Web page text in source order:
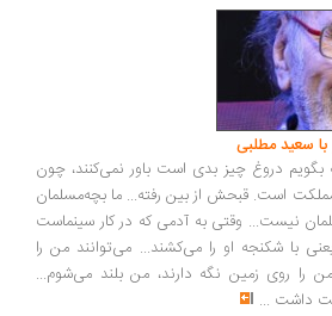
مطلبی
دروغ چیز بدی است باور نمی‌کنند، چون
قبحش از بین رفته... ما بچه‌مسلمان
وقتی به آدمی که در کار سینماست
شکنجه او را می‌کشند... می‌توانند من را
زمین نگه دارند، من بلند می‌شوم...
...